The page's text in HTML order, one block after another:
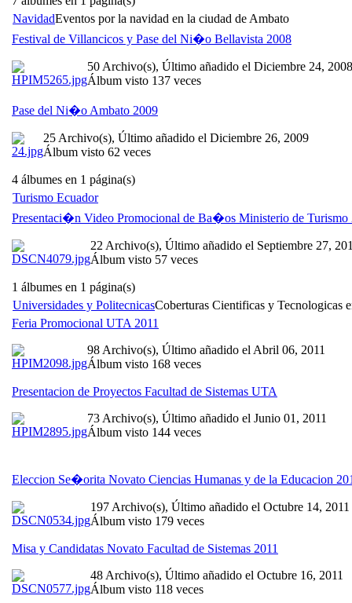
NavidadEventos por la navidad en la ciudad de Ambato
Festival de Villancicos y Pase del Ni�o Bellavista 2008
50 Archivo(s), Último añadido el Diciembre 24, 2008
Álbum visto 137 veces
Pase del Ni�o Ambato 2009
25 Archivo(s), Último añadido el Diciembre 26, 2009
Álbum visto 62 veces
4 álbumes en 1 página(s)
Turismo Ecuador
Presentaci�n Video Promocional de Ba�os Ministerio de Turismo
22 Archivo(s), Último añadido el Septiembre 27,
Álbum visto 57 veces
1 álbumes en 1 página(s)
Universidades y PolitecnicasCoberturas Cientificas y Tecnologicas
Feria Promocional UTA 2011
98 Archivo(s), Último añadido el Abril 06, 2011
Álbum visto 168 veces
Presentacion de Proyectos Facultad de Sistemas UTA
73 Archivo(s), Último añadido el Junio 01, 2011
Álbum visto 144 veces
Eleccion Se�orita Novato Ciencias Humanas y de la Educacion
197 Archivo(s), Último añadido el Octubre 14, 2011
Álbum visto 179 veces
Misa y Candidatas Novato Facultad de Sistemas 2011
48 Archivo(s), Último añadido el Octubre 16, 2011
Álbum visto 118 veces